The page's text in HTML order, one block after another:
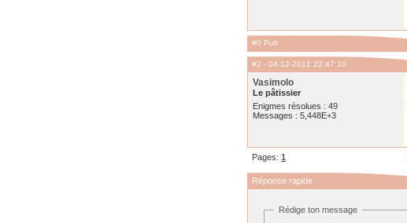
#0 Pub
#2 - 04-12-2011 22:47:10
Vasimolo
Le pâtissier
Enigmes résolues : 49
Messages : 5,448E+3
Pages: 1
Réponse rapide
Rédige ton message